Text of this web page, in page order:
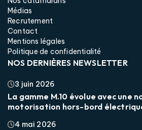
Médias
Recrutement
Contact
Mentions légales
Politique de confidentialité
NOS DERNIÈRES NEWSLETTER
3 juin 2026
La gamme M.10 évolue avec une
motorisation hors-bord
4 mai 2026